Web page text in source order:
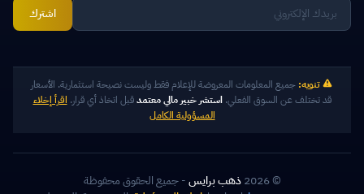
اشترك
تنويه: جميع المعلومات المعروضة للإعلام فقط وليست نصيحة استثمارية. الأسعار
قد تختلف عن السوق الفعلي.استشر خبير مالي معتمدقبل اتخاذ أي قرار. اقرأ إخلاء
المسؤولية الكامل
© 2026 ذهب برايس- جميع الحقوق محفوظة